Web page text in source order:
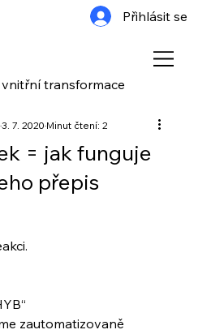
transformace
Přihlásit se
= jak funguje
přepis
3. 7. 2020Minut čtení: 2
zautomatizovaně